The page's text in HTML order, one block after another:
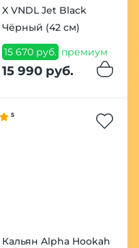
X VNDL Jet Black
Чёрный (42 см)
15 670 руб. премиум
15 990 руб.
5
Кальян Alpha Hookah